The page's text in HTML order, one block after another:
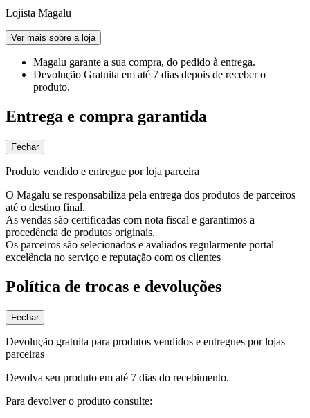
Lojista Magalu
Ver mais sobre a loja
Magalu garante a sua compra, do pedido à entrega.
Devolução Gratuita em até 7 dias depois de receber o
produto.
Entrega e compra garantida
Fechar
Produto vendido e entregue por loja parceira
O Magalu se responsabiliza pela entrega dos produtos de parceiros
até o destino final.
As vendas são certificadas com nota fiscal e garantimos a
procedência de produtos originais.
Os parceiros são selecionados e avaliados regularmente portal
excelência no serviço e reputação com os clientes
Política de trocas e devoluções
Fechar
Devolução gratuita para produtos vendidos e entregues por lojas
parceiras
Devolva seu produto em até 7 dias do recebimento.
Para devolver o produto consulte: